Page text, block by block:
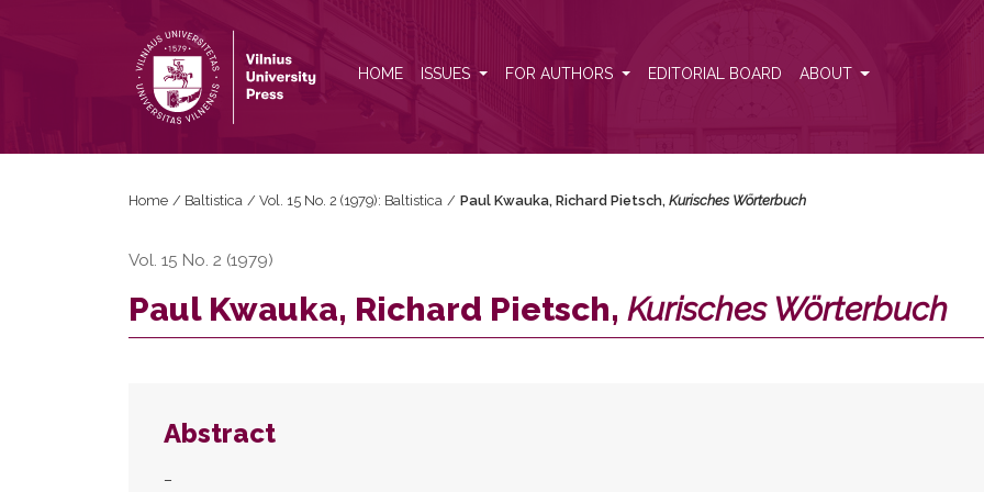
HOME ISSUES FOR AUTHORS EDITORIAL BOARD ABOUT
Home / Baltistica / Vol. 15 No. 2 (1979): Baltistica / Paul Kwauka, Richard Pietsch, Kurisches Wörterbuch
Vol. 15 No. 2 (1979)
Paul Kwauka, Richard Pietsch, Kurisches Wörterbuch
Abstract
–